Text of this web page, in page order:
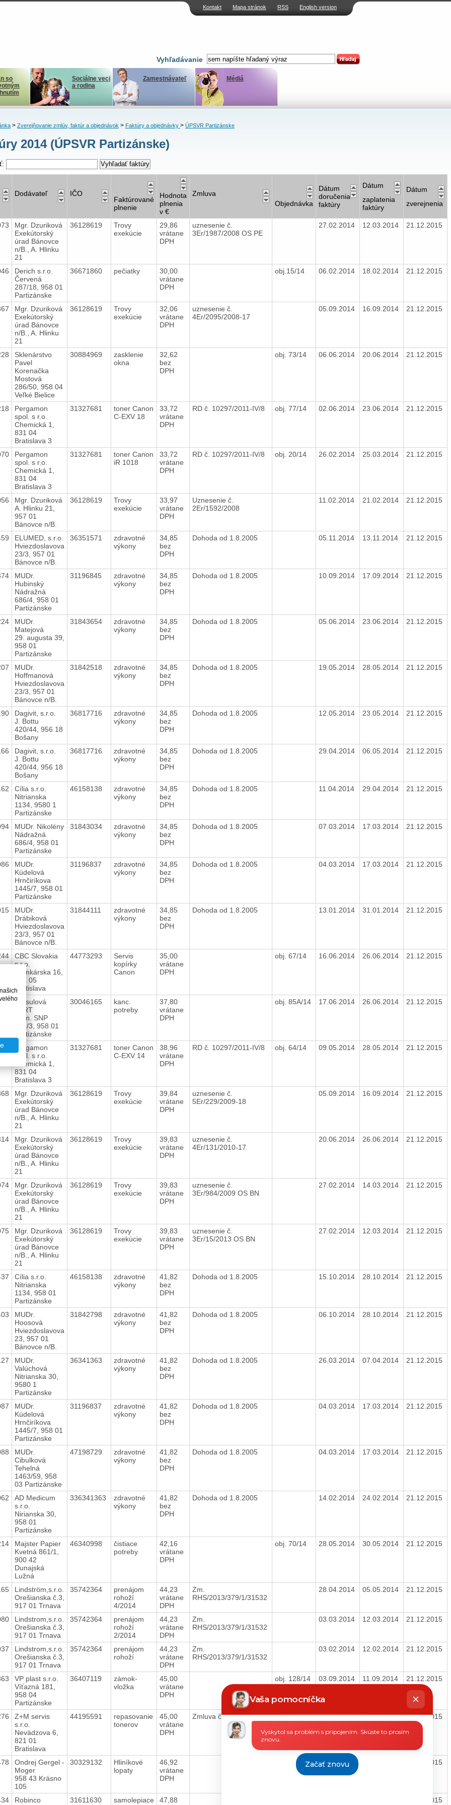
Kontakt Mapa stránok RSS English version
Vyhľadávanie
so
Sociálne veci
a rodina
Zamestnávateľ Médiá
> Zverejňovanie zmlúv, faktúr a objednávok> Faktúry a objednávky > ÚPSVR Partizánske
2014 (ÚPSVR Partizánske)
Dodávateľ IČO
Faktúrované
plnenie
Hodnota
plnenia
v €
Zmluva
Objednávka
Dátum
doručenia
faktúry
Dátum
zaplatenia
faktúry
Dátum
zverejnenia
Mgr. Dzuriková
Exekútorský
úrad Bánovce
n/B., A. Hlinku
21
36128619
Trovy
exekúcie
29,86
vrátane
DPH
uznesenie č.
3Er/1987/2008 OS PE
27.02.2014 12.03.2014 21.12.2015
Derich s.r.o.
Červená
287/18, 958 01
Partizánske
36671860 pečiatky
30,00
vrátane
DPH
obj.15/14 06.02.2014 18.02.2014 21.12.2015
Mgr. Dzuriková
Exekútorský
úrad Bánovce
n/B., A. Hlinku
21
36128619
Trovy
exekúcie
32,06
vrátane
DPH
uznesenie č.
4Er/2095/2008-17
05.09.2014 16.09.2014 21.12.2015
Sklenárstvo
Pavel
Korenačka
Mostová
286/50, 958 04
Veľké Bielice
30884969
zasklenie
okna
32,62
bez
DPH
obj. 73/14 06.06.2014 20.06.2014 21.12.2015
Pergamon
spol. s r.o.
Chemická 1,
831 04
Bratislava 3
31327681
toner Canon
C-EXV 18
33,72
vrátane
DPH
RD č. 10297/2011-IV/8 obj. 77/14 02.06.2014 23.06.2014 21.12.2015
Pergamon
spol. s r.o.
Chemická 1,
831 04
Bratislava 3
31327681
toner Canon
iR 1018
33,72
vrátane
DPH
RD č. 10297/2011-IV/8 obj. 20/14 26.02.2014 25.03.2014 21.12.2015
Mgr. Dzuriková
A. Hlinku 21,
957 01
Bánovce n/B.
36128619
Trovy
exekúcie
33,97
vrátane
DPH
Uznesenie č.
2Er/1592/2008
11.02.2014 21.02.2014 21.12.2015
ELUMED, s.r.o.
Hviezdoslavova
23/3, 957 01
Bánovce n/B.
36351571
zdravotné
výkony
34,85
bez
DPH
Dohoda od 1.8.2005 05.11.2014 13.11.2014 21.12.2015
MUDr.
Hubinský
Nádražná
686/4, 958 01
Partizánske
31196845
zdravotné
výkony
34,85
bez
DPH
Dohoda od 1.8.2005 10.09.2014 17.09.2014 21.12.2015
MUDr.
Matejová
29. augusta 39,
958 01
Partizánske
31843654
zdravotné
výkony
34,85
bez
DPH
Dohoda od 1.8.2005 05.06.2014 23.06.2014 21.12.2015
MUDr.
Hoffmanová
Hviezdoslavova
23/3, 957 01
Bánovce n/B.
31842518
zdravotné
výkony
34,85
bez
DPH
Dohoda od 1.8.2005 19.05.2014 28.05.2014 21.12.2015
Dagivit, s.r.o.
J. Bottu
420/44, 956 18
Bošany
36817716
zdravotné
výkony
34,85
bez
DPH
Dohoda od 1.8.2005 12.05.2014 23.05.2014 21.12.2015
Dagivit, s.r.o.
J. Bottu
420/44, 956 18
Bošany
36817716
zdravotné
výkony
34,85
bez
DPH
Dohoda od 1.8.2005 29.04.2014 06.05.2014 21.12.2015
Cília s.r.o.
Nitrianska
1134, 9580 1
Partizánske
46158138
zdravotné
výkony
34,85
bez
DPH
Dohoda od 1.8.2005 11.04.2014 29.04.2014 21.12.2015
MUDr. Nikolény
Nádražná
686/4, 958 01
Partizánske
31843034
zdravotné
výkony
34,85
bez
DPH
Dohoda od 1.8.2005 07.03.2014 17.03.2014 21.12.2015
MUDr.
Kúdelová
Hrnčiríkova
1445/7, 958 01
Partizánske
31196837
zdravotné
výkony
34,85
bez
DPH
Dohoda od 1.8.2005 04.03.2014 17.03.2014 21.12.2015
MUDr.
Drábiková
Hviezdoslavova
23/3, 957 01
Bánovce n/B.
31844111
zdravotné
výkony
34,85
bez
DPH
Dohoda od 1.8.2005 13.01.2014 31.01.2014 21.12.2015
CBC Slovakia
s.r.o.
Domkárska 16,
821 05
Bratislava
44773293
Servis
kopírky
Canon
35,00
vrátane
DPH
obj. 67/14 16.06.2014 26.06.2014 21.12.2015
Krasulová
PART
Nám. SNP
143/3, 958 01
Partizánske
30046165
kanc.
potreby
37,80
vrátane
DPH
obj. 85A/14 17.06.2014 26.06.2014 21.12.2015
Pergamon
spol. s r.o.
Chemická 1,
831 04
Bratislava 3
31327681
toner Canon
C-EXV 14
38,96
vrátane
DPH
RD č. 10297/2011-IV/8 obj. 64/14 09.05.2014 28.05.2014 21.12.2015
Mgr. Dzuriková
Exekútorský
úrad Bánovce
n/B., A. Hlinku
21
36128619
Trovy
exekúcie
39,84
vrátane
DPH
uznesenie č.
5Er/229/2009-18
05.09.2014 16.09.2014 21.12.2015
Mgr. Dzuriková
Exekútorský
úrad Bánovce
n/B., A. Hlinku
21
36128619
Trovy
exekúcie
39,83
vrátane
DPH
uznesenie č.
4Er/131/2010-17
20.06.2014 26.06.2014 21.12.2015
Mgr. Dzuriková
Exekútorský
úrad Bánovce
n/B., A. Hlinku
21
36128619
Trovy
exekúcie
39,83
vrátane
DPH
uznesenie č.
3Er/984/2009 OS BN
27.02.2014 14.03.2014 21.12.2015
Mgr. Dzuriková
Exekútorský
úrad Bánovce
n/B., A. Hlinku
21
36128619
Trovy
exekúcie
39,83
vrátane
DPH
uznesenie č.
3Er/15/2013 OS BN
27.02.2014 12.03.2014 21.12.2015
Cília s.r.o.
Nitrianska
1134, 958 01
Partizánske
46158138
zdravotné
výkony
41,82
bez
DPH
Dohoda od 1.8.2005 15.10.2014 28.10.2014 21.12.2015
MUDr.
Hoosová
Hviezdoslavova
23, 957 01
Bánovce n/B.
31842798
zdravotné
výkony
41,82
bez
DPH
Dohoda od 1.8.2005 06.10.2014 28.10.2014 21.12.2015
MUDr.
Valúchová
Nitrianska 30,
9580 1
Partizánske
36341363
zdravotné
výkony
41,82
bez
DPH
Dohoda od 1.8.2005 26.03.2014 07.04.2014 21.12.2015
MUDr.
Kúdelová
Hrnčiríkova
1445/7, 958 01
Partizánske
31196837
zdravotné
výkony
41,82
bez
DPH
Dohoda od 1.8.2005 04.03.2014 17.03.2014 21.12.2015
MUDr.
Cibulková
Tehelná
1463/59, 958
03 Partizánske
47198729
zdravotné
výkony
41,82
bez
DPH
Dohoda od 1.8.2005 04.03.2014 17.03.2014 21.12.2015
AD Medicum
s.r.o.
Nirianska 30,
958 01
Partizánske
336341363
zdravotné
výkony
41,82
bez
DPH
Dohoda od 1.8.2005 14.02.2014 24.02.2014 21.12.2015
Majster Papier
Kvetná 861/1,
900 42
Dunajská
Lužná
46340998
čistiace
potreby
42,16
vrátane
DPH
obj. 70/14 28.05.2014 30.05.2014 21.12.2015
Lindström,s.r.o.
Orešianska č.3,
917 01 Trnava
35742364
prenájom
rohoží
4/2014
44,23
vrátane
DPH
Zm.
RHS/2013/379/1/31532
28.04.2014 05.05.2014 21.12.2015
Lindstrom,s.r.o.
Orešianska č.3,
917 01 Trnava
35742364
prenájom
rohoží
2/2014
44,23
vrátane
DPH
Zm.
RHS/2013/379/1/31532
03.03.2014 12.03.2014 21.12.2015
Lindstrom,s.r.o.
Orešianska č.3,
917 01 Trnava
35742364
prenájom
rohoží
44,23
vrátane
DPH
Zm.
RHS/2013/379/1/31532
03.02.2014 12.02.2014 21.12.2015
VP plast s.r.o.
Víťazná 181,
958 04
Partizánske
36407119
zámok-
vložka
45,00
vrátane
DPH
obj. 128/14 03.09.2014 11.09.2014 21.12.2015
Z+M servis
s.r.o.
Nevädzova 6,
821 01
Bratislava
44195591
repasovanie
tonerov
45,00
vrátane
DPH
Zmluva č. 01/T/2014 obj. 97/14 04.07.2014 09.07.2014 21.12.2015
Ondrej Gergel -
Moger
958 43 Krásno
105
30329132
Hliníkové
lopaty
46,92
vrátane
DPH
obj. 161/14 12.11.2014 21.12.2015
Robinco
31611630
samolepiace
47,88
21.12.2015
Vaša pomocníčka
Chatbot
píše
Vyskytol sa problém s pripojením. Skúste to prosím
znovu.
Začať znovu